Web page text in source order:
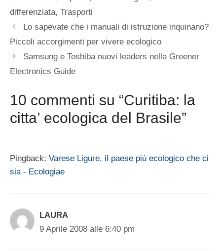
differenziata, Trasporti
Lo sapevate che i manuali di istruzione inquinano?
Piccoli accorgimenti per vivere ecologico
Samsung e Toshiba nuovi leaders nella Greener
Electronics Guide
10 commenti su “Curitiba: la
citta’ ecologica del Brasile”
Pingback: Varese Ligure, il paese più ecologico che ci
sia - Ecologiae
LAURA
9 Aprile 2008 alle 6:40 pm